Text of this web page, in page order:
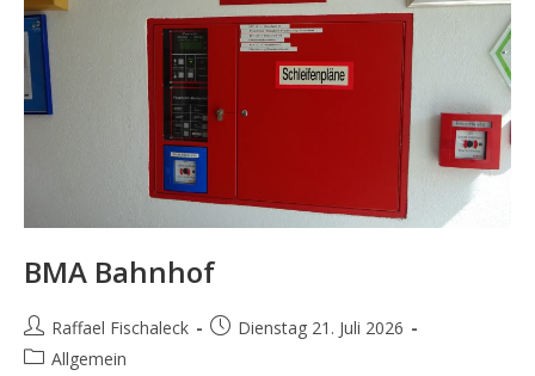
BMA Bahnhof
Beitrags-
Autor:
Raffael Fischaleck
BeitragDienstag 21. Juli 2026
Beitrags-
Allgemein